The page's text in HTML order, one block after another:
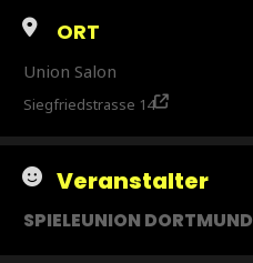
ORT
Union Salon
Siegfriedstrasse 14
Veranstalter
SPIELEUNION DORTMUND